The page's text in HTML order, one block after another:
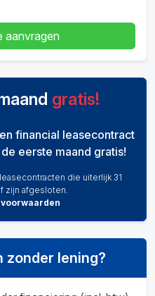
aanvragen
gratis!
financial leasecontract
eerste maand gratis!
die uiterlijk 31
zijn afgesloten.
zonder lening?